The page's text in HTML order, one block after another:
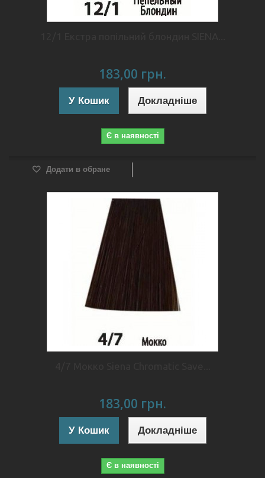
183,00 грн.
У Кошик Докладніше
Є в наявності
Додати в обране
183,00 грн.
У Кошик Докладніше
Є в наявності